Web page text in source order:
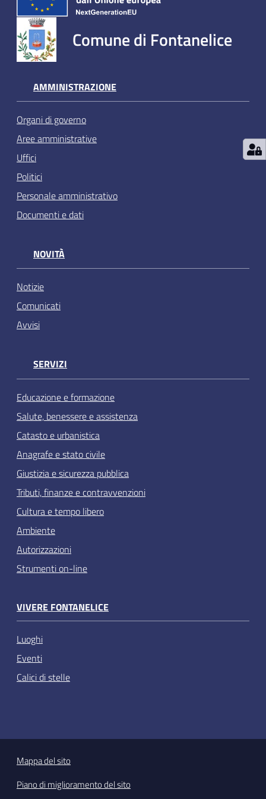
Comune di Fontanelice
AMMINISTRAZIONE
Organi di governo
Aree amministrative
Uffici
Politici
Personale amministrativo
Documenti e dati
NOVITÀ
Notizie
Comunicati
Avvisi
SERVIZI
Educazione e formazione
Salute, benessere e assistenza
Catasto e urbanistica
Anagrafe e stato civile
Giustizia e sicurezza pubblica
Tributi, finanze e contravvenzioni
Cultura e tempo libero
Ambiente
Autorizzazioni
Strumenti on-line
VIVERE FONTANELICE
Luoghi
Eventi
Calici di stelle
Mappa del sito
Piano di miglioramento del sito